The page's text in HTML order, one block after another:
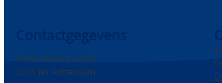
Ridderkerkstraat 20
3076 JW Rotterdam